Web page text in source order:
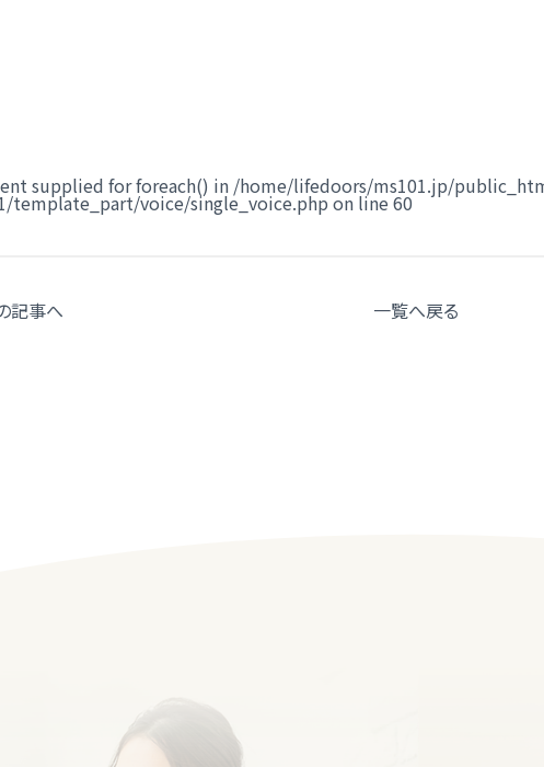
supplied for foreach() in /home/lifedoors/ms101.jp/
template_part/voice/single_voice.php on line 60
記事へ 一覧へ戻る